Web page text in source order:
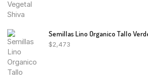
Semillas Lino Organico Tallo
$2,473